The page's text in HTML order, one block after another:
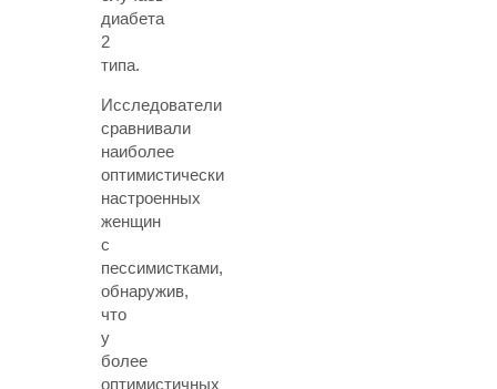
диабета
2
типа.
Исследователи
сравнивали
наиболее
оптимистически
настроенных
женщин
с
пессимистками,
обнаружив,
что
у
более
оптимистичных